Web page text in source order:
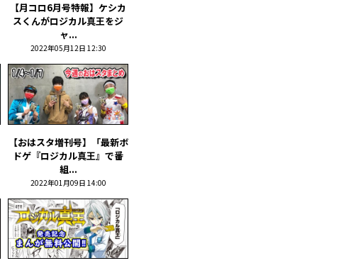
【月コロ6月号特報】ケシカ
スくんがロジカル真王をジ
ャ...
2022年05月12日 12:30
【おはスタ増刊号】「最新ボ
ドゲ『ロジカル真王』で番
組...
2022年01月09日 14:00